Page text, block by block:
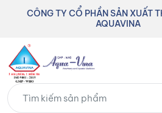
CÔNG TY CỔ PHẦN SẢN XUẤT
AQUAVINA